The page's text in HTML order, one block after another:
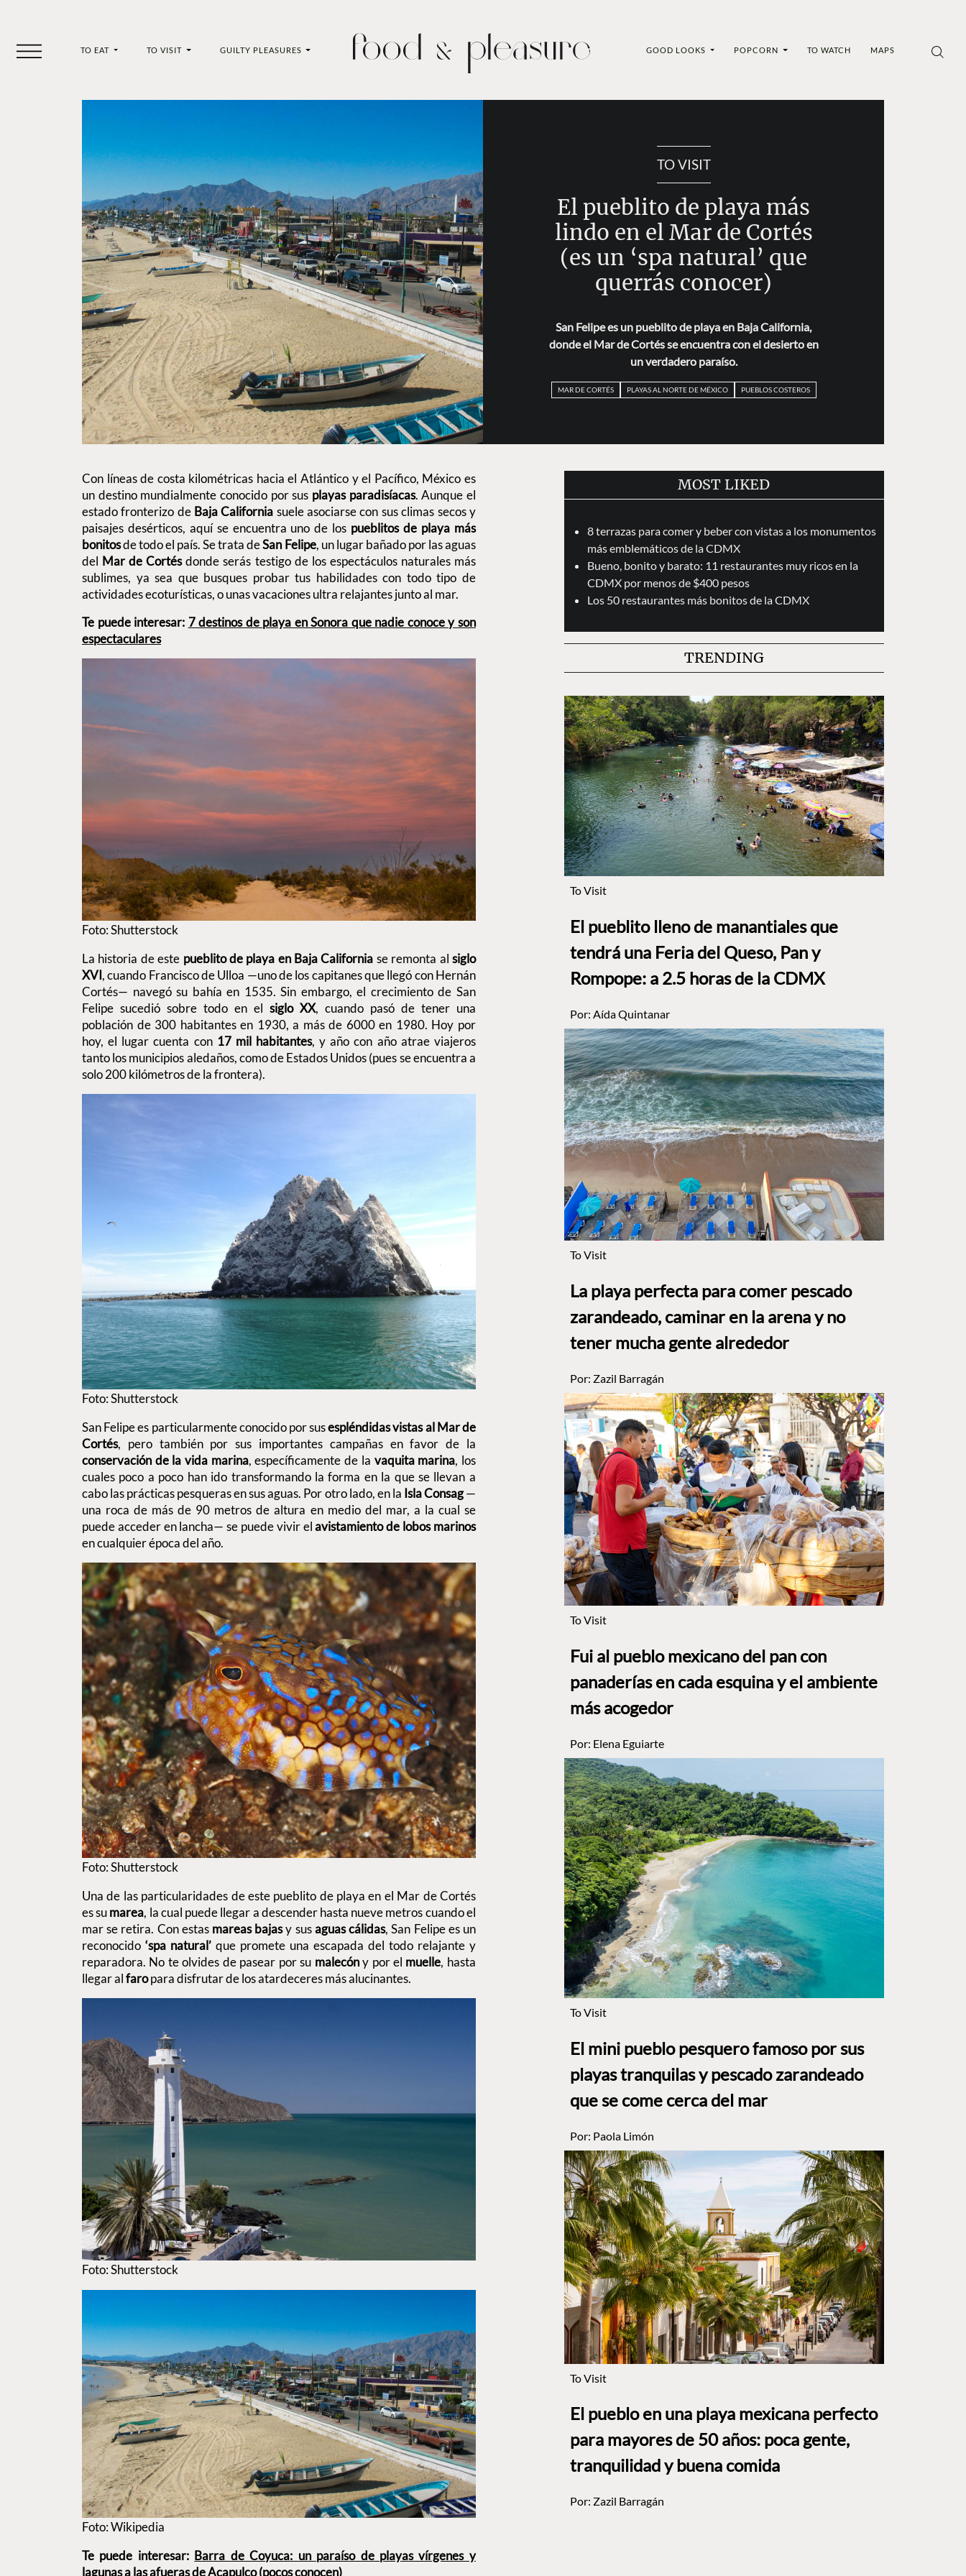
TO EAT TO VISIT GUILTY PLEASURES GOOD LOOKS POPCORN TO WATCH MAPS
TO VISIT
El pueblito de playa más
lindo en el Mar de Cortés
(es un ‘spa natural’ que
querrás conocer)
San Felipe es un pueblito de playa en Baja California,
donde el Mar de Cortés se encuentra con el desierto en
un verdadero paraíso.
MAR DE CORTÉS PLAYAS AL NORTE DE MÉXICO PUEBLOS COSTEROS
Con líneas de costa kilométricas hacia el Atlántico y el Pacífico, México es
un destino mundialmente conocido por sus playas paradisíacas. Aunque el
estado fronterizo deBaja California suele asociarse con sus climas secos y
paisajes desérticos, aquí se encuentra uno de los pueblitos de playa más
bonitosde todo el país. Se trata deSan Felipe, un lugar bañado por las aguas
del Mar de Cortésdonde serás testigo de los espectáculos naturales más
sublimes, ya sea que busques probar tus habilidades con todo tipo de
actividades ecoturísticas, o unas vacaciones ultra relajantes junto al mar.
Te puede interesar: 7 destinos de playa en Sonora que nadie conoce y son
espectaculares
Foto: Shutterstock
La historia de este pueblito de playa en Baja California se remonta al siglo
XVI, cuando Francisco de Ulloa —uno de los capitanes que llegó con Hernán
Cortés— navegó su bahía en 1535. Sin embargo, el crecimiento de San
Felipe sucedió sobre todo en el siglo XX, cuando pasó de tener una
población de 300 habitantes en 1930, a más de 6000 en 1980. Hoy por
hoy, el lugar cuenta con 17 mil habitantes, y año con año atrae viajeros
tanto los municipios aledaños, como de Estados Unidos (pues se encuentra a
solo 200 kilómetros de la frontera).
Foto: Shutterstock
San Felipe es particularmente conocido por susespléndidas vistas al Mar de
Cortés, pero también por sus importantes campañas en favor de la
conservación de la vida marina, específicamente de la vaquita marina, los
cuales poco a poco han ido transformando la forma en la que se llevan a
cabo las prácticas pesqueras en sus aguas. Por otro lado, en la Isla Consag—
una roca de más de 90 metros de altura en medio del mar, a la cual se
puede acceder en lancha— se puede vivir elavistamiento de lobos marinos
en cualquier época del año.
Foto: Shutterstock
Una de las particularidades de este pueblito de playa en el Mar de Cortés
es sumarea, la cual puede llegar adescender hasta nueve metros cuando el
mar se retira. Con estas mareas bajasy susaguas cálidas, San Felipe es un
reconocido ‘spa natural’ que promete una escapada del todo relajante y
reparadora. No te olvides de pasear por su malecóny por el muelle, hasta
llegar alfaropara disfrutar de los atardeceres más alucinantes.
Foto: Shutterstock
Foto: Wikipedia
Te puede interesar: Barra de Coyuca: un paraíso de playas vírgenes y
lagunas a las afueras de Acapulco (pocos conocen)
MOST LIKED
8 terrazas para comer y beber con vistas a los monumentos
más emblemáticos de la CDMX
Bueno, bonito y barato: 11 restaurantes muy ricos en la
CDMX por menos de $400 pesos
Los 50 restaurantes más bonitos de la CDMX
TRENDING
To Visit
El pueblito lleno de manantiales que
tendrá una Feria del Queso, Pan y
Rompope: a 2.5 horas de la CDMX
Por: Aída Quintanar
To Visit
La playa perfecta para comer pescado
zarandeado, caminar en la arena y no
tener mucha gente alrededor
Por: Zazil Barragán
To Visit
Fui al pueblo mexicano del pan con
panaderías en cada esquina y el ambiente
más acogedor
Por: Elena Eguiarte
To Visit
El mini pueblo pesquero famoso por sus
playas tranquilas y pescado zarandeado
que se come cerca del mar
Por: Paola Limón
To Visit
El pueblo en una playa mexicana perfecto
para mayores de 50 años: poca gente,
tranquilidad y buena comida
Por: Zazil Barragán